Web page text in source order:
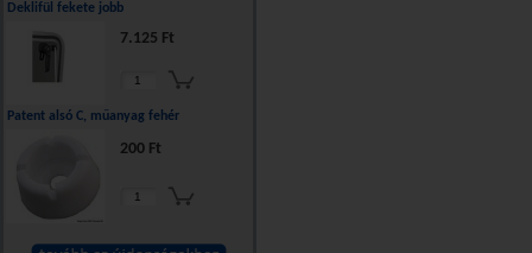
Deklifül fekete jobb
7.125 Ft
Patent alsó C, műanyag fehér
200 Ft